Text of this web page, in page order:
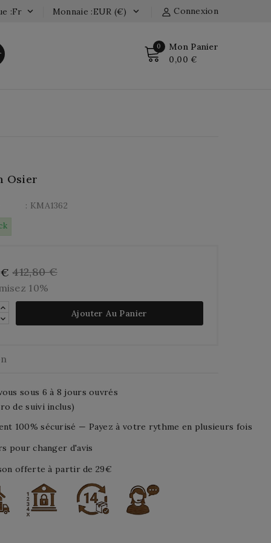
Connexion
Monnaie :EUR (€) 
:fr 
0 Mon Panier
0,00 €
Osier
: KMA1362
€ 412,80 €
10%
Ajouter Au Panier
sous 6 à 8 jours ouvrés
de suivi inclus)
100% sécurisé — Payez à votre rythme en plusieurs fois
pour changer d'avis
offerte à partir de 29€